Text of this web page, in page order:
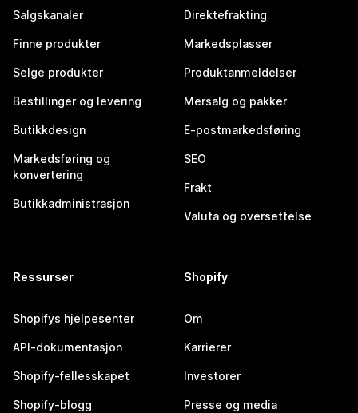
Salgskanaler
Finne produkter
Selge produkter
Bestillinger og levering
Butikkdesign
Markedsføring og
konvertering
Butikkadministrasjon
Direktefrakting
Markedsplasser
Produktanmeldelser
Mersalg og pakker
E-postmarkedsføring
SEO
Frakt
Valuta og oversettelse
Ressurser
Shopifys hjelpesenter
API-dokumentasjon
Shopify-fellesskapet
Shopify-blogg
Shopify
Om
Karrierer
Investorer
Presse og media